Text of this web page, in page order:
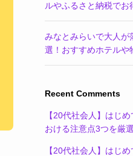
ルやふるさと納税でお
みなとみらいで大人が
選！おすすめホテルや
Recent Comments
【20代社会人】はじ
おける注意点3つを厳選
【20代社会人】はじ